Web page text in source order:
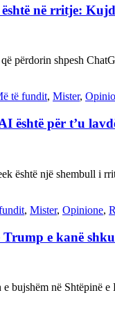
në rritje:
që përdorin shpesh
të fundit, Mister,
është për t’u
është një shembull i
, Mister, Opinione,
Trump e kanë
bujshëm në Shtëpinë